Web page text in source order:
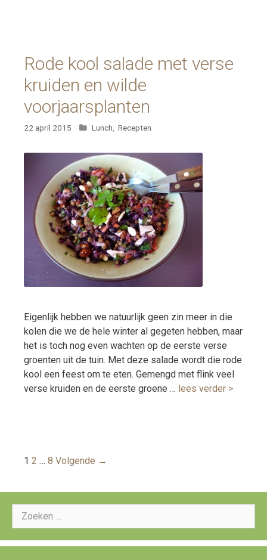
Rode kool salade met verse
kruiden en wilde
voorjaarsplanten
22 april 2015 Categorieën
Lunch Recepten
Eigenlijk hebben we natuurlijk geen zin meer in die
kolen die we de hele winter al gegeten hebben, maar
het is toch nog even wachten op de eerste verse
groenten uit de tuin. Met deze salade wordt die rode
kool een feest om te eten. Gemengd met flink veel
verse kruiden en de eerste groene … lees verder >
Berichtnavigatie
1 2 … 8 Volgende →
naar: